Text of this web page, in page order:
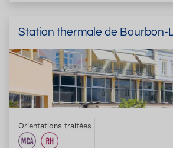
Station thermale de Bourbon-
Orientations traitées